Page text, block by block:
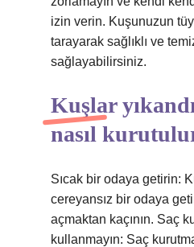
izin verin. Kuşunuzun
tarayarak sağlıklı ve
sağlayabilirsiniz.
Kuşlar
nasıl
Sıcak bir odaya getirin:
cereyansız bir odaya
açmaktan kaçının. Saç
kullanmayın: Saç